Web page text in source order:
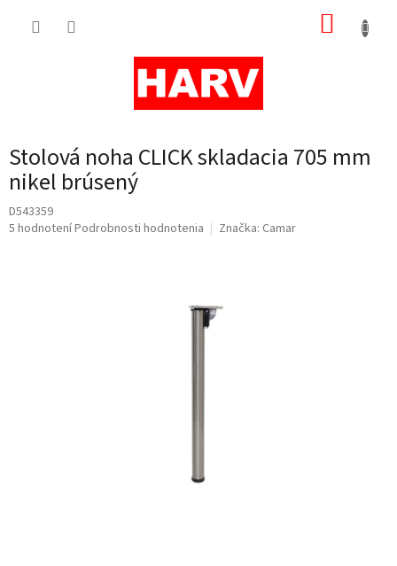
Stolová noha CLICK skladacia 705 mm
nikel brúsený
D543359
Priemerné
5 hodnoteníPodrobnosti hodnotenia Značka: Camar